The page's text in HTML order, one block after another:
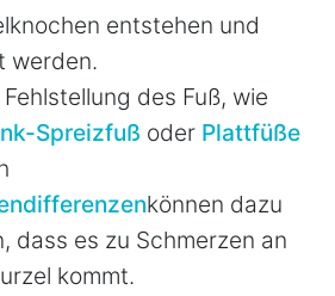
entstehen und
werden.
des Fuß, wie
Spreizfuß oder Plattfüße
können dazu
dass es zu Schmerzen an
kommt.